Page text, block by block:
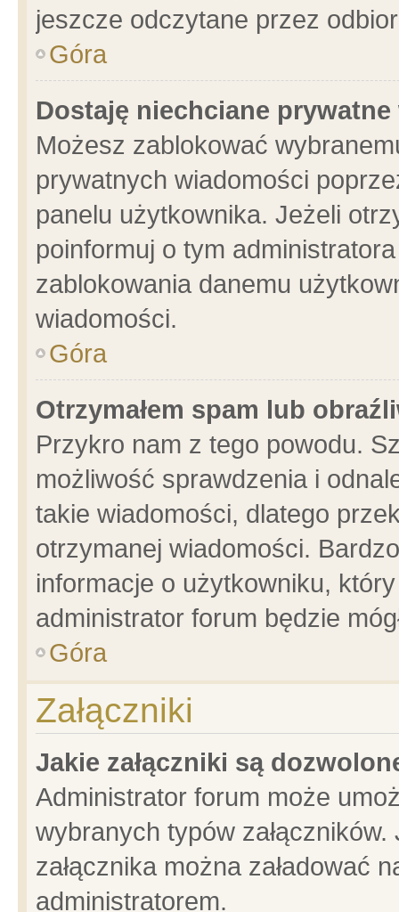
jeszcze odczytane przez
Góra
Dostaję niechciane
Możesz zablokować
prywatnych wiadomości
panelu użytkownika. Jeżeli
poinformuj o tym
zablokowania danemu
wiadomości.
Góra
Otrzymałem spam lub
Przykro nam z tego powodu.
możliwość sprawdzenia i
takie wiadomości, dlatego
otrzymanej wiadomości.
informacje o użytkowniku,
administrator forum będzie
Góra
Załączniki
Jakie załączniki są
Administrator forum może
wybranych typów
załącznika można załadować
administratorem.